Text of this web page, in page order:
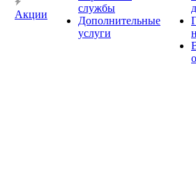
Акции
службы
Дополнительные
услуги